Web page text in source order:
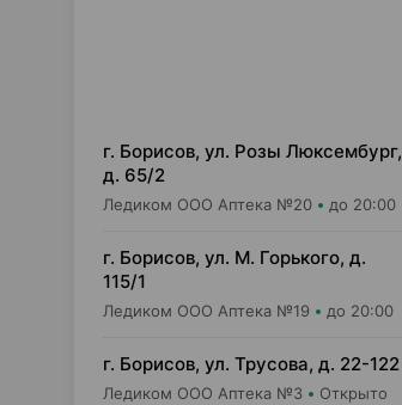
г. Борисов, ул. Розы Люксембург,
д. 65/2
Ледиком ООО Аптека №20 до 20:00
г. Борисов, ул. М. Горького, д.
115/1
Ледиком ООО Аптека №19 до 20:00
г. Борисов, ул. Трусова, д. 22-122
Ледиком ООО Аптека №3 Открыто